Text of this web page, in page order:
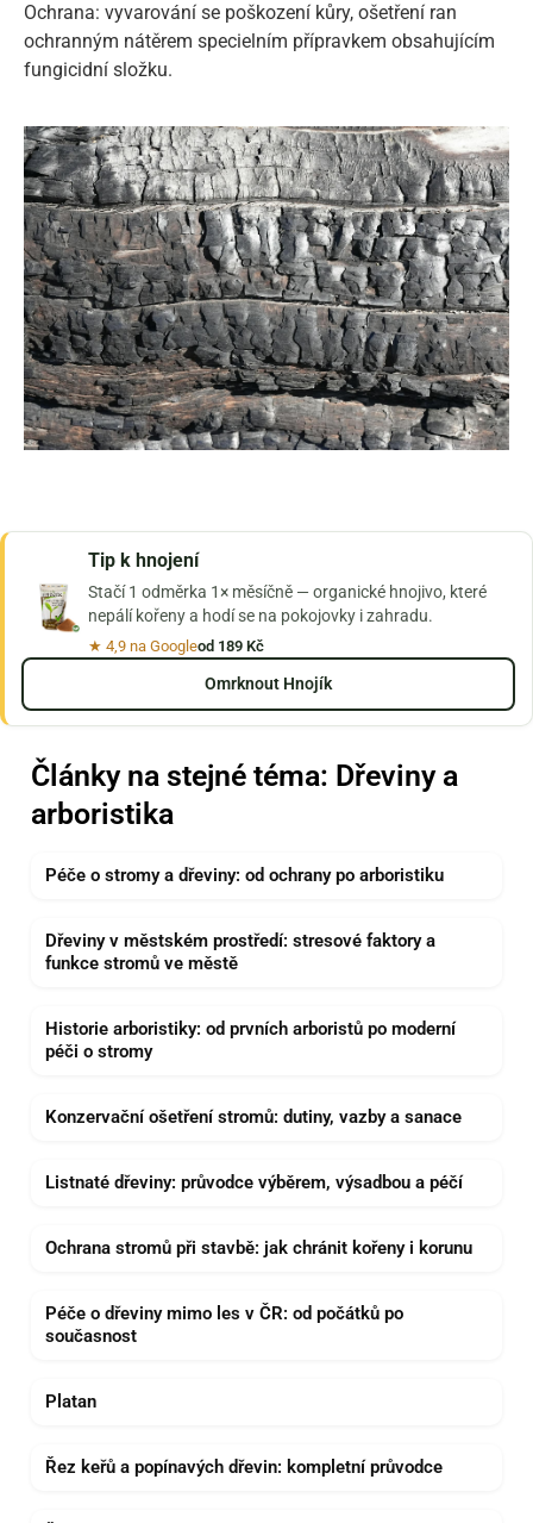
Ochrana: vyvarování se poškození kůry, ošetření ran
ochranným nátěrem specielním přípravkem obsahujícím
fungicidní složku.
Tip k hnojení
Stačí 1 odměrka 1× měsíčně — organické hnojivo, které
nepálí kořeny a hodí se na pokojovky i zahradu.
★ 4,9 na Googleod 189 Kč
Omrknout Hnojík
Články na stejné téma: Dřeviny a
arboristika
Péče o stromy a dřeviny: od ochrany po arboristiku
Dřeviny v městském prostředí: stresové faktory a
funkce stromů ve městě
Historie arboristiky: od prvních arboristů po moderní
péči o stromy
Konzervační ošetření stromů: dutiny, vazby a sanace
Listnaté dřeviny: průvodce výběrem, výsadbou a péčí
Ochrana stromů při stavbě: jak chránit kořeny i korunu
Péče o dřeviny mimo les v ČR: od počátků po
současnost
Platan
Řez keřů a popínavých dřevin: kompletní průvodce